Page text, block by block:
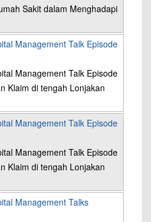
Sakit dalam Menghadapi
Management Talk Episode
Management Talk Episode
Klaim di tengah Lonjakan
Management Talk Episode
Management Talk Episode
Klaim di tengah Lonjakan
Management Talks